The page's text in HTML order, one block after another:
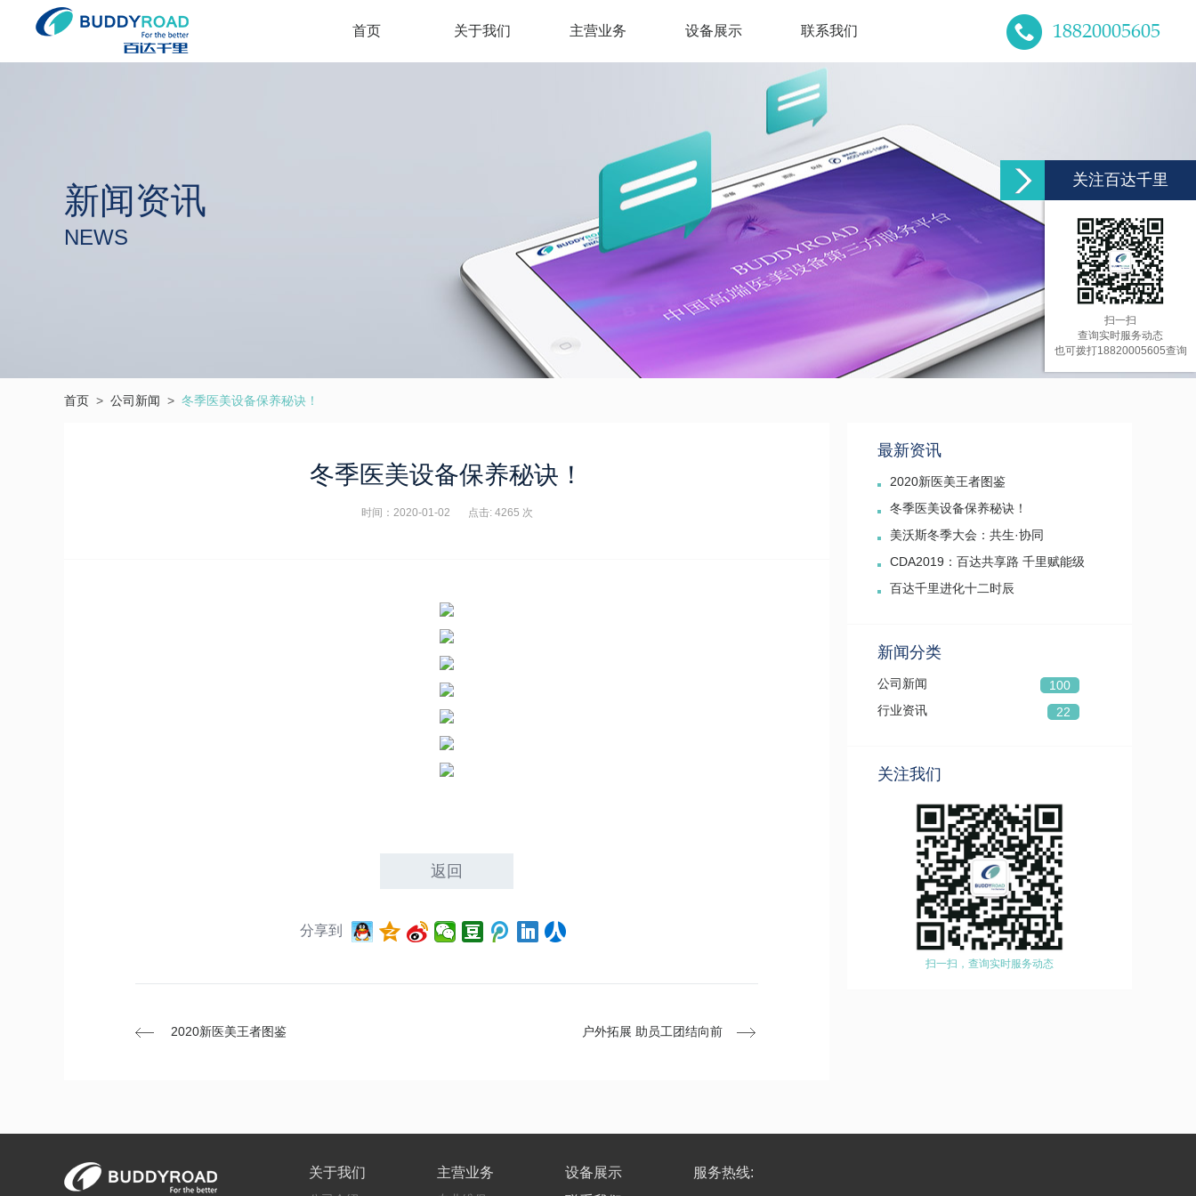
首页 关于我们 主营业务 设备展示 联系我们 18820005605
新闻资讯
NEWS
首页 > 公司新闻 > 冬季医美设备保养秘诀！
冬季医美设备保养秘诀！
时间：2020-01-02 点击: 4265 次
返回
分享到
2020新医美王者图鉴 户外拓展 助员工团结向前
最新资讯
2020新医美王者图鉴
冬季医美设备保养秘诀！
美沃斯冬季大会：共生·协同
CDA2019：百达共享路 千里赋能级
百达千里进化十二时辰
新闻分类
公司新闻
100
行业资讯
22
关注我们
扫一扫，查询实时服务动态
关于我们 主营业务
设备展示
服务热线:
关注百达千里
扫一扫
查询实时服务动态
也可拨打18820005605查询